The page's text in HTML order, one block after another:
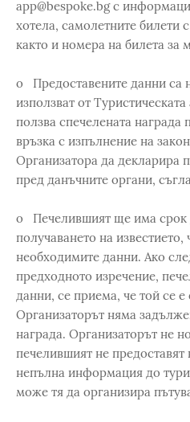
app@bespoke.bg с
хотела, самолетните билети
както и номера на билета за
o Предоставените данни са
използват от
ползва спечелената награда
връзка с изпълнение на
Организатора да декларира
пред данъчните органи,
o Печелившият ще има срок
получаването на
необходимите данни. Ако
предходното изречение,
данни, се приема, че той се е
Организаторът няма
награда. Организаторът не
печелившият не
непълна информация до
може тя да организира